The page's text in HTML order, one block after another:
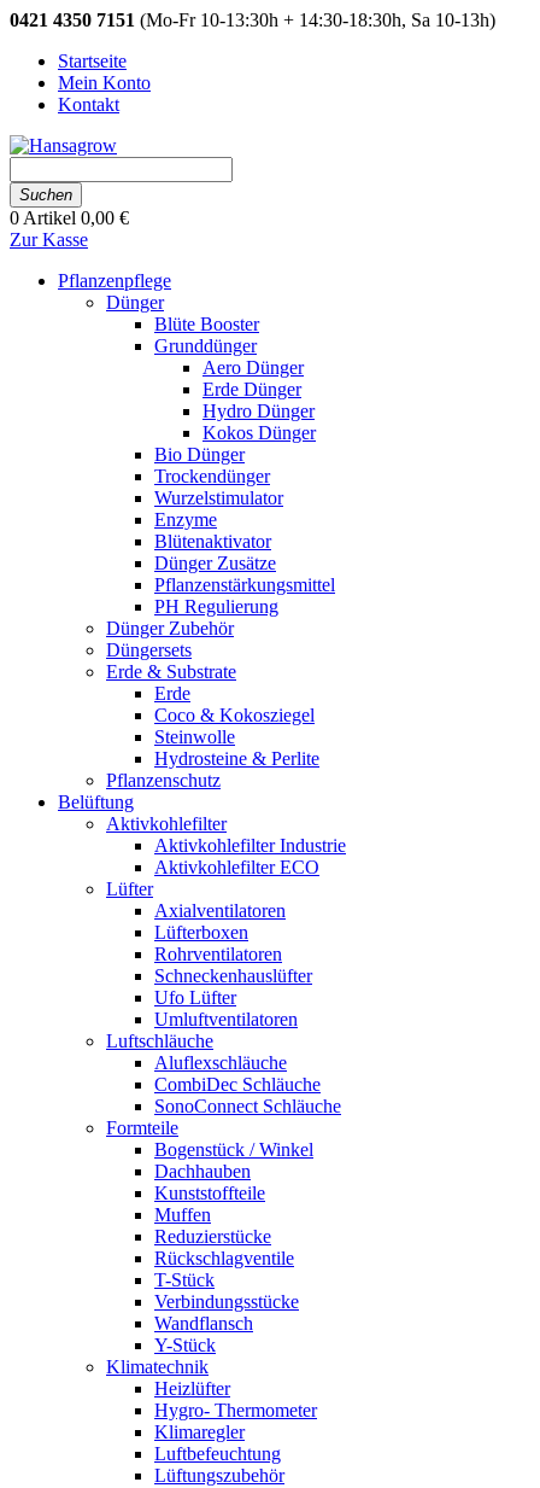
0421 4350 7151 (Mo-Fr 10-13:30h + 14:30-18:30h, Sa 10-13h)
Startseite
Mein Konto
Kontakt
Suchen
0 Artikel 0,00 €
Zur Kasse
Pflanzenpflege
Dünger
Blüte Booster
Grunddünger
Aero Dünger
Erde Dünger
Hydro Dünger
Kokos Dünger
Bio Dünger
Trockendünger
Wurzelstimulator
Enzyme
Blütenaktivator
Dünger Zusätze
Pflanzenstärkungsmittel
PH Regulierung
Dünger Zubehör
Düngersets
Erde & Substrate
Erde
Coco & Kokosziegel
Steinwolle
Hydrosteine & Perlite
Pflanzenschutz
Belüftung
Aktivkohlefilter
Aktivkohlefilter Industrie
Aktivkohlefilter ECO
Lüfter
Axialventilatoren
Lüfterboxen
Rohrventilatoren
Schneckenhauslüfter
Ufo Lüfter
Umluftventilatoren
Luftschläuche
Aluflexschläuche
CombiDec Schläuche
SonoConnect Schläuche
Formteile
Bogenstück / Winkel
Dachhauben
Kunststoffteile
Muffen
Reduzierstücke
Rückschlagventile
T-Stück
Verbindungsstücke
Wandflansch
Y-Stück
Klimatechnik
Heizlüfter
Hygro- Thermometer
Klimaregler
Luftbefeuchtung
Lüftungszubehör